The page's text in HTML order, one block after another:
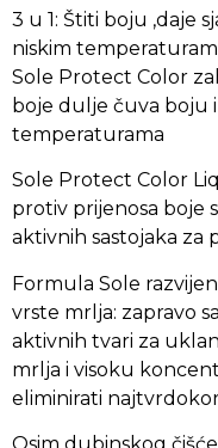
3 u 1: Štiti boju ,daje
niskim
Sole Protect Color
boje dulje čuva boju i
temperaturama
Sole Protect Color
protiv prijenosa boje
aktivnih sastojaka za
Formula Sole
vrste mrlja: zapravo
aktivnih tvari za
mrlja i visoku
eliminirati